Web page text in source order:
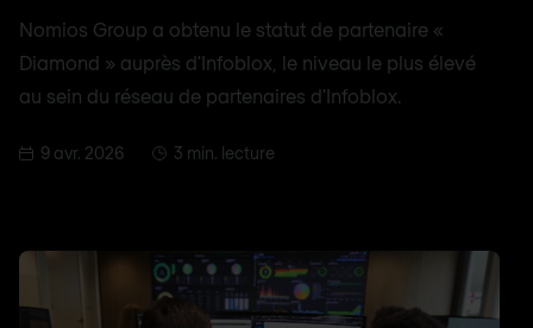
Nomios Group a obtenu le statut de partenaire «
Diamond » auprès d'Infoblox, le niveau le plus élevé
au sein du réseau de partenaires d'Infoblox.
9 avr. 2026 3 min. lecture